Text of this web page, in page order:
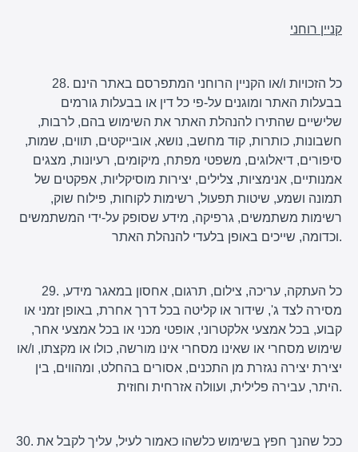
קניין רוחני
28. כל הזכויות ו/או הקניין הרוחני המתפרסם באתר הינם
בבעלות האתר ומוגנים על-פי כל דין או בבעלות גורמים
שלישיים שהתירו להנהלת האתר את השימוש בהם, לרבות,
חשבונות, כותרות, קוד מחשב, נושא, אובייקטים, תווים, שמות,
סיפורים, דיאלוגים, משפטי מפתח, מיקומים, רעיונות, מצגים
אמנותיים, אנימציות, צלילים, יצירות מוסיקליות, אפקטים של
תמונה ושמע, שיטות תפעול, רשימות לקוחות, פילוח שוק,
רשימות משתמשים, גרפיקה, מידע שסופק על-ידי המשתמשים
וכדומה, שייכים באופן בלעדי להנהלת האתר.
29. כל העתקה, עריכה, צילום, תרגום, אחסון במאגר מידע,
מסירה לצד ג', שידור או קליטה בכל דרך אחרת, באופן זמני או
קבוע, בכל אמצעי אלקטרוני, אופטי מכני או בכל אמצעי אחר,
שימוש מסחרי או שאינו מסחרי אינו מורשה, כולו או מקצתו, ו/או
יצירת יצירה נגזרת מן התכנים, אסורים בהחלט, ומהווים, בין
היתר, עבירה פלילית, ועוולה אזרחית וחוזית.
30. ככל שהנך חפץ בשימוש כלשהו כאמור לעיל, עליך לקבל את